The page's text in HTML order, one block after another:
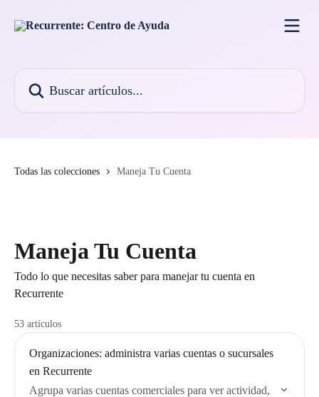
Todas las colecciones Maneja Tu Cuenta
Maneja Tu Cuenta
Todo lo que necesitas saber para manejar tu cuenta en
Recurrente
53 artículos
Organizaciones: administra varias cuentas o sucursales
en Recurrente
Agrupa varias cuentas comerciales para ver actividad,